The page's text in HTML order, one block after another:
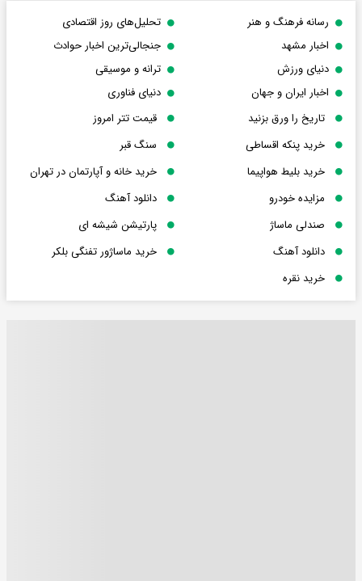
رسانه فرهنگ و هنر
تحلیل‌های روز اقتصادی
اخبار مشهد
جنجالی‌ترین اخبار حوادث
دنیای ورزش
ترانه و موسیقی
اخبار ایران و جهان
دنیای فناوری
تاریخ را ورق بزنید
قیمت تتر امروز
خرید پنکه اقساطی
سنگ قبر
خرید بلیط هواپیما
خرید خانه و آپارتمان در تهران
مزایده خودرو
دانلود آهنگ
صندلی ماساژ
پارتیشن شیشه ای
دانلود آهنگ
خرید ماساژور تفنگی بلکر
خرید نقره